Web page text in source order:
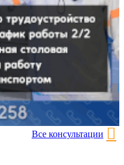
Все консультации